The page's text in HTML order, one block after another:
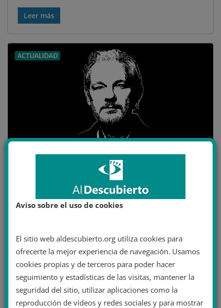
Leer más
Adrián Juste
175 años,Assange,Chelsea Manning,derechos humanos,eeuu
Julian Assange, fundador de
WikiLeaks, no será extraditado a
EEUU, donde le esperan 175
años de prisión
Aviso sobre el uso de cookies
El sitio web aldescubierto.org utiliza cookies para
ofrecerte la mejor experiencia de navegación. Usamos
cookies propias y de terceros para poder hacer
seguimiento y estadísticas de las visitas, mantener la
seguridad del sitio, utilizar aplicaciones como la
reproducción de vídeos y redes sociales y para mostrar